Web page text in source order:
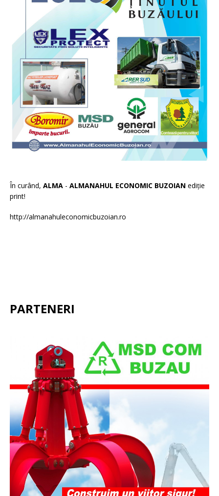
În curând, ALMA - ALMANAHUL ECONOMIC BUZOIAN ediție
print!
http://almanahuleconomicbuzoian.ro
PARTENERI